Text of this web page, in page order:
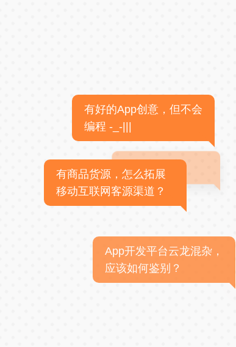
有好的App创意，但不会
编程 -_-|||
有商品货源，怎么拓展
移动互联网客源渠道？
App开发平台云龙混杂，
应该如何鉴别？